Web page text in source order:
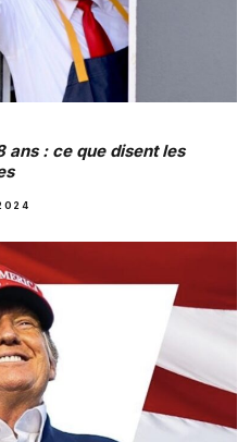
ans : ce que disent les